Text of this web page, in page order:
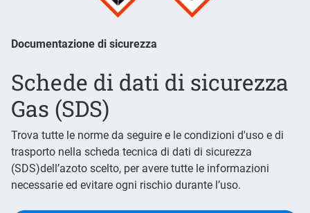
Documentazione di sicurezza
Schede di dati di sicurezza
Gas (SDS)
Trova tutte le norme da seguire e le condizioni d'uso e di
trasporto nella scheda tecnica di dati di sicurezza
(SDS)dell’azoto scelto, per avere tutte le informazioni
necessarie ed evitare ogni rischio durante l’uso.